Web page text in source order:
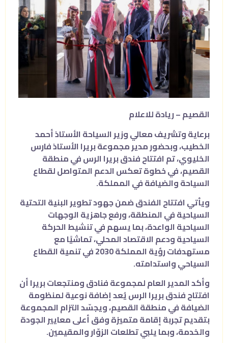
القصيم – ريادة للاعلام
برعاية وتشريف معالي وزير السياحة الأستاذ أحمد
الخطيب، وبحضور مدير مجموعة بريرا الأستاذ فارس
الخليوي، تم افتتاح فندق بريرا الرس في منطقة
القصيم، في خطوة تعكس الدعم المتواصل لقطاع
السياحة والضيافة في المملكة.
ويأتي افتتاح الفندق ضمن جهود تطوير البنية التحتية
السياحية في المنطقة، ورفع جاهزية الوجهات
السياحية الواعدة، بما يسهم في تنشيط الحركة
السياحية ودعم الاقتصاد المحلي، تماشيًا مع
مستهدفات رؤية المملكة 2030 في تنمية القطاع
السياحي واستدامته.
وأكد المدير العام لمجموعة فنادق ومنتجعات بريرا أن
افتتاح فندق بريرا الرس يُعد إضافة نوعية لمنظومة
الضيافة في منطقة القصيم، ويجسّد التزام المجموعة
بتقديم تجربة إقامة متميزة وفق أعلى معايير الجودة
والخدمة، وبما يلبي تطلعات الزوّار والمقيمين.